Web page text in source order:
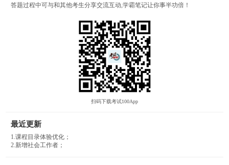
答题过程中可与和其他考生分享交流互动,学霸笔记让你事半功倍！
扫码下载考试100App
最近更新
1.课程目录体验优化；
2.新增社会工作者；